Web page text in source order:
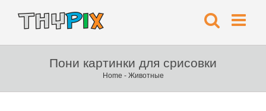
Пони картинки для срисовки
Home - Животные